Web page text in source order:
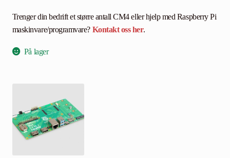
Trenger din bedrift et større antall CM4 eller hjelp med Raspberry Pi
maskinvare/programvare? Kontakt oss her.
På lager